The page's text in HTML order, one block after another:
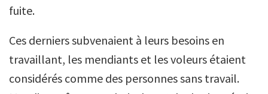
fuite.
Ces derniers subvenaient à leurs besoins en
travaillant, les mendiants et les voleurs étaient
considérés comme des personnes sans travail.